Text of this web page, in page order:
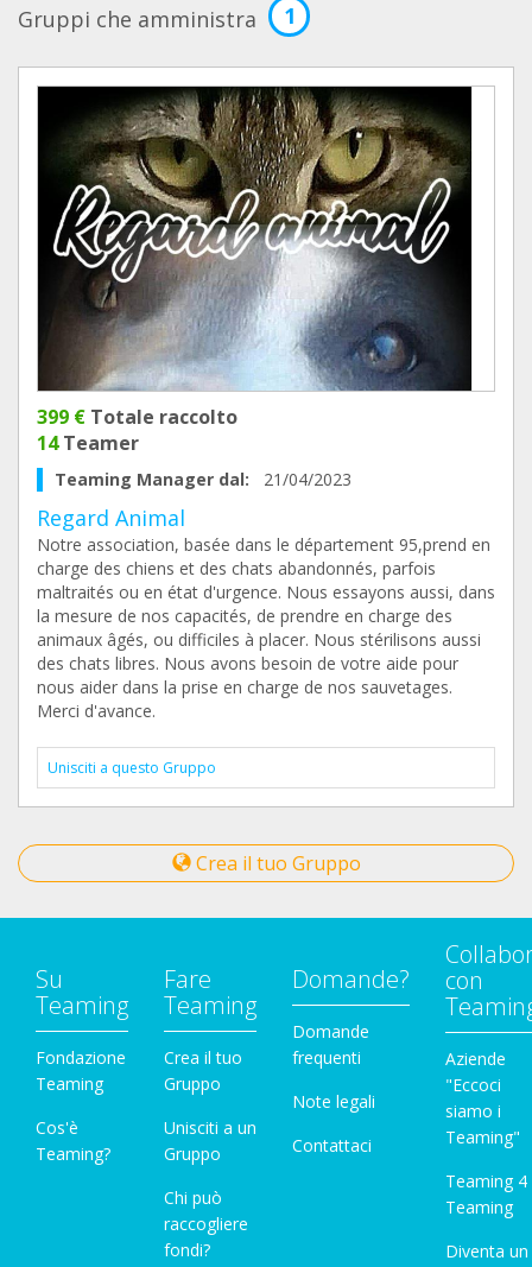
Gruppi che amministra 1
399 € Totale raccolto
14Teamer
Teaming Manager dal: 21/04/2023
Regard Animal
Notre association, basée dans le département 95,prend en
charge des chiens et des chats abandonnés, parfois
maltraités ou en état d'urgence. Nous essayons aussi, dans
la mesure de nos capacités, de prendre en charge des
animaux âgés, ou difficiles à placer. Nous stérilisons aussi
des chats libres. Nous avons besoin de votre aide pour
nous aider dans la prise en charge de nos sauvetages.
Merci d'avance.
Unisciti a questo Gruppo
Crea il tuo Gruppo
Su
Teaming
Fondazione
Teaming
Cos'è
Teaming?
Fare
Teaming
Crea il tuo
Gruppo
Unisciti a un
Gruppo
Chi può
raccogliere
fondi?
Domande?
Domande
frequenti
Note legali
Contattaci
con
Aziende
"Eccoci
siamo i
Teaming"
Teaming 4
Teaming
Diventa un